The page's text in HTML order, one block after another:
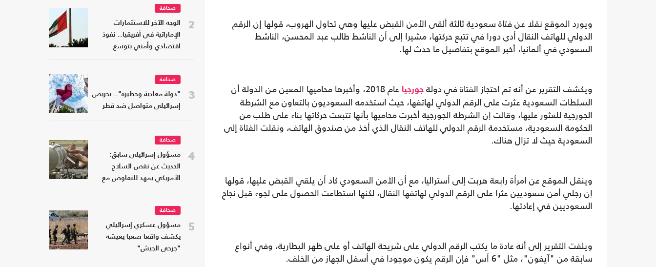
ويورد الموقع نقلا عن فتاة سعودية ثالثة ألقى الأمن القبض عليها وهي تحاول الهروب، قولها إن الرقم
الدولي للهاتف النقال أدى دورا في تتبع حركتها، مشيرا إلى أن الناشط طالب عبد المحسن، الناشط
السعودي في ألمانيا، أخبر الموقع بتفاصيل ما حدث لها.
ويكشف التقرير عن أنه تم احتجاز الفتاة في دولة جورجيا
عام 2018، وأخبرها محاميها المعين من الدولة أن
السلطات السعودية عثرت على الرقم الدولي لهاتفها، حيث استخدمه السعوديون بالتعاون مع الشرطة
الجورجية للعثور عليها، وقالت إن الشرطة الجورجية أخبرت محاميها بأنها تتبعت حركاتها بناء على طلب من
الحكومة السعودية، مستخدمة الرقم الدولي للهاتف النقال الذي أخذ من صندوق الهاتف، ونقلت الفتاة إلى
السعودية حيث لا تزال هناك.
وينقل الموقع عن امرأة رابعة هربت إلى أستراليا، مع أن الأمن السعودي كاد أن يلقي القبض عليها، قولها
إن رجلي أمن سعوديين عثرا على الرقم الدولي لهاتفها النقال، لكنها استطاعت الحصول على لجوء قبل نجاح
السعوديين في إعادتها.
ويلفت التقرير إلى أنه عادة ما يكتب الرقم الدولي على شريحة الهاتف أو على ظهر البطارية، وفي أنواع
سابقة من "آيفون"، مثل "6 أس" فإن الرقم يكون موجودا في أسفل الجهاز من الخلف.
2
صحافة
الوجه الآخر للاستثمارات
الإماراتية في أفريقيا.. نفوذ
اقتصادي وأمني يتوسع
3
صحافة
"دولة معادية وخطيرة".. تحريض
إسرائيلي متواصل ضد قطر
4
صحافة
مسؤول إسرائيلي سابق:
الحديث عن نقص السلاح
الأمريكي يمهد للتفاوض مع
5
صحافة
مسؤول عسكري إسرائيلي
يكشف واقعا صعبا يعيشه
"جرحى الجيش"